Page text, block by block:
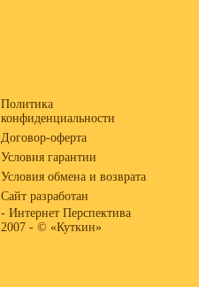
Политика
конфиденциальности
Договор-оферта
Условия гарантии
Условия обмена и возврата
Сайт разработан
- Интернет Перспектива
2007 - © «Куткин»